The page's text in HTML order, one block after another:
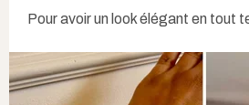
Pour avoir un look élégant en tout